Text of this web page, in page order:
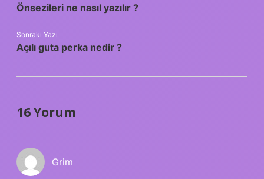
Önsezileri ne nasıl yazılır ?
Sonraki Yazı
Açılı guta perka nedir ?
16 Yorum
Grim